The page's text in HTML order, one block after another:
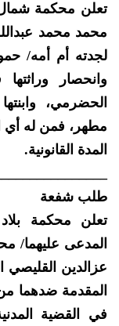
تعلن محكمة شمال
محمد محمد
وانحصار
الحضرمي،
مطهر، فمن له أي
المدة القانونية.
طلب شفعة
تعلن محكمة
المدعى عليهما/
عزالدين القليصي
المقدمة ضدهما